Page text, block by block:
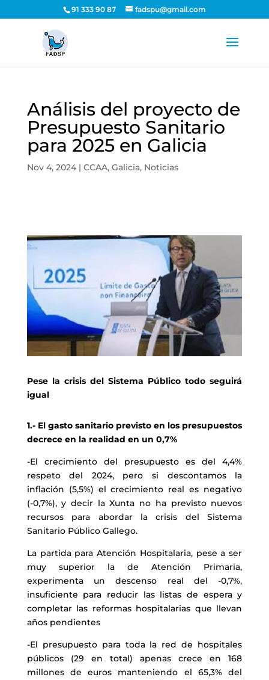
91 333 90 87 fadspu@gmail.com
Análisis del proyecto de
Presupuesto Sanitario
para 2025 en Galicia
Nov 4, 2024| CCAA, Galicia, Noticias
Pese la crisis del Sistema Público todo seguirá
igual
1.- El gasto sanitario previsto en los presupuestos
decrece en la realidad en un 0,7%
-El crecimiento del presupuesto es del 4,4%
respeto del 2024, pero si descontamos la
inflación (5,5%) el crecimiento real es negativo
(-0,7%), y decir la Xunta no ha previsto nuevos
recursos para abordar la crisis del Sistema
Sanitario Público Gallego.
La partida para Atención Hospitalaria, pese a ser
muy superior la de Atención Primaria,
experimenta un descenso real del -0,7%,
insuficiente para reducir las listas de espera y
completar las reformas hospitalarias que llevan
años pendientes
-El presupuesto para toda la red de hospitales
públicos (29 en total) apenas crece en 168
millones de euros manteniendo el 65,3% del